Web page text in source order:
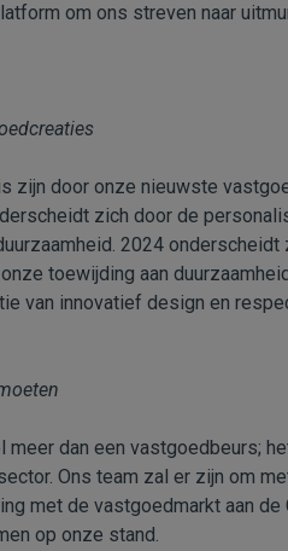
om ons streven naar
zijn door onze nieuwste
zich door de
2024
toewijding aan
van innovatief design en
dan een vastgoedbeurs;
Ons team zal er zijn om
met de vastgoedmarkt aan
op onze stand.